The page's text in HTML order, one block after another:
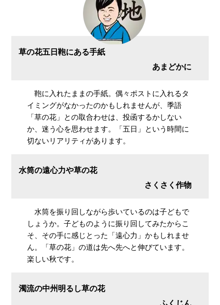
草の花五日鞄にある手紙
あまどかに
鞄に入れたままの手紙。偶々ポストに入れるタ
イミングがなかったのかもしれませんが、季語
「草の花」との取合わせは、投函するかしない
か、迷う心を思わせます。「五日」という時間に
切ないリアリティがあります。
水筒の遠心力や草の花
さくさく作物
水筒を振り回しながら歩いているのは子どもで
しょうか。子どものように振り回してみたからこ
そ、その手に感じとった「遠心力」かもしれませ
ん。「草の花」の道は先へ先へと伸びています。
楽しい秋です。
濁流の中州明るし草の花